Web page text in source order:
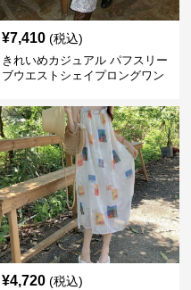
¥7,410 (税込)
きれいめカジュアル パフスリー
ブウエストシェイプロングワン
ブルー花柄 レトロ夏ワンピ
¥4,720 (税込)